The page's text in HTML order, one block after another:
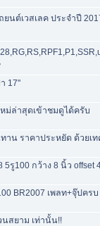
นต์เวสเลค ประจำปี
17"
หม่ล่าสุดเข้าชมดูได้ครับ
าน ราคาประหยัด ด้วย
รู100 กว้าง 8 นิ้ว offset
BR2007 เพลท+จุ๊ปครบ
นสยาม เท่านั้น!!